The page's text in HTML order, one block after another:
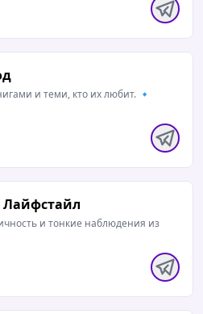
и теми, кто их любит. 🔹
Лайфстайл
и тонкие наблюдения из